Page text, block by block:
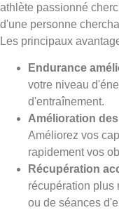
athlète passionné
d'une personne
Les principaux
Endurance
votre niveau
d'entraînement.
Amélioration
Améliorez vos
rapidement vos
Récupération
récupération plus
ou de séances